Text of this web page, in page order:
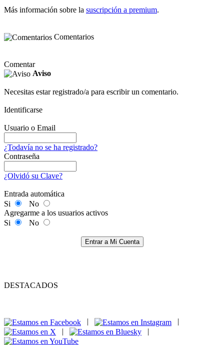
Más información sobre la suscripción a premium.
Comentarios
Comentar
Aviso
Necesitas estar registrado/a para escribir un comentario.
Identificarse
Usuario o Email
¿Todavía no se ha registrado?
Contraseña
¿Olvidó su Clave?
Entrada automática
Si
No
Agregarme a los usuarios activos
Si
No
Entrar a Mi Cuenta
DESTACADOS
|
|
|
|